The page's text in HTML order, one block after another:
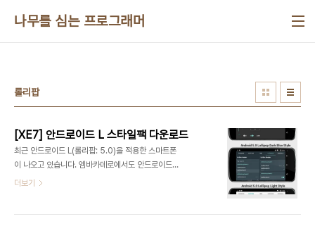
나무를 심는 프로그래머
롤리팝
[XE7] 안드로이드 L 스타일팩 다운로드
최근 안드로이드 L(롤리팝: 5.0)을 적용한 스마트폰
이 나오고 있습니다. 엠바카데로에서도 안드로이드
5.0 지원을 위해 핫픽스를 배포하고 안드로이드 L에
더보기